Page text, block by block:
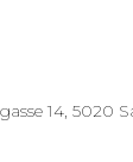
14, 5020